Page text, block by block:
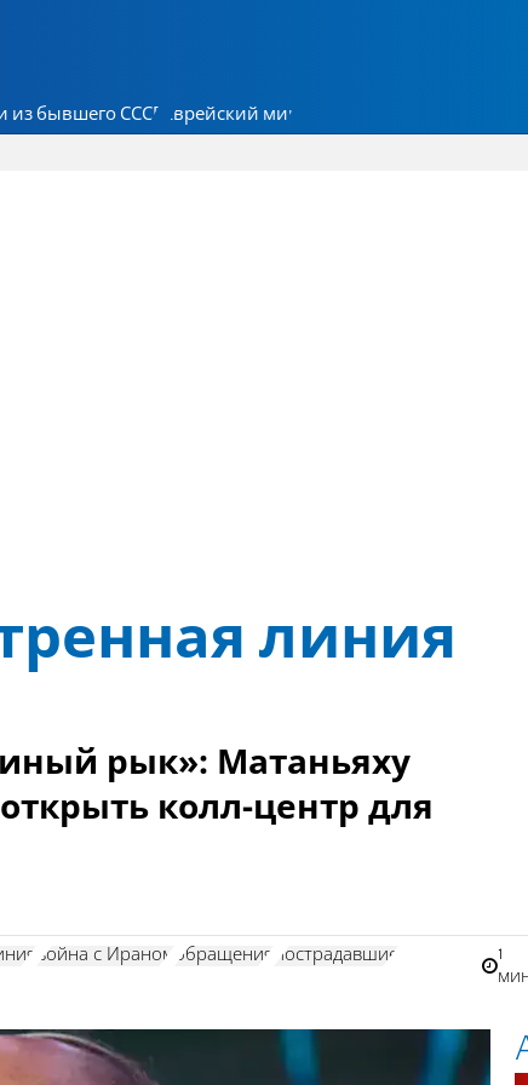
из бывшего СССР Еврейский мир
линия
рык»: Матаньяху
колл-центр для
война с Ираном обращения
пострадавшие
1